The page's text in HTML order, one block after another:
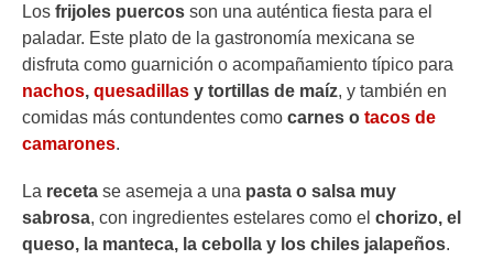
Los frijoles puercos son una auténtica fiesta para el
paladar. Este plato de la gastronomía mexicana se
disfruta como guarnición o acompañamiento típico para
nachos, quesadillas y tortillas de maíz, y también en
comidas más contundentes como carnes o tacos de
camarones.
La receta se asemeja a una pasta o salsa muy
sabrosa, con ingredientes estelares como el chorizo, el
queso, la manteca, la cebolla y los chiles jalapeños.